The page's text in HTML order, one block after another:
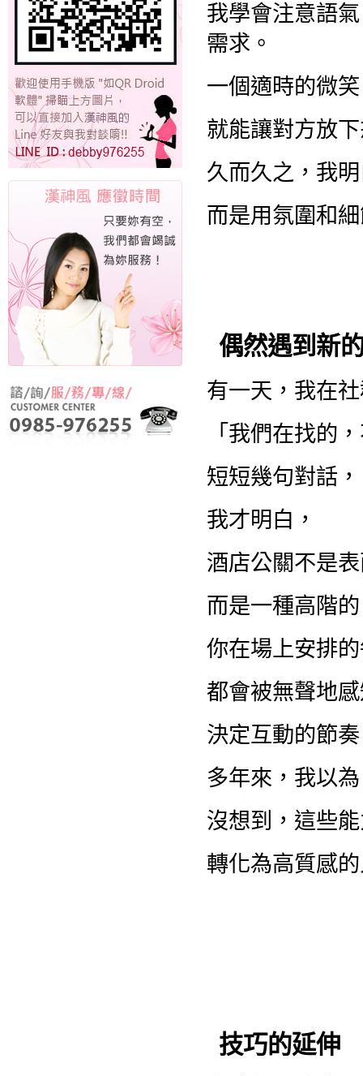
我學會注意語
需求。
一個適時的微
就能讓對方放
久而久之，我
而是用氛圍和
偶然遇到新
有一天，我在
「我們在找的
短短幾句對話，
我才明白，
酒店公關不是
而是一種高階
你在場上安排
都會被無聲地
決定互動的節
多年來，我以
沒想到，這些
轉化為高質感
技巧的延伸